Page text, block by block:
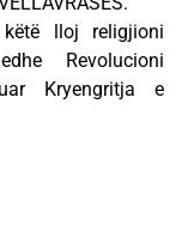
lloj religjioni
Revolucioni
Kryengritja e